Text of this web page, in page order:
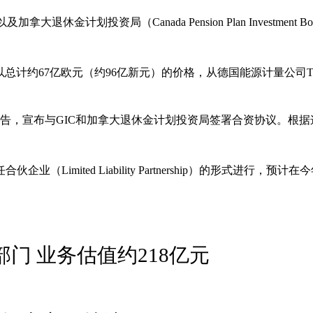
拿大退休金计划投资局（Canada Pension Plan Investment
总计约67亿欧元（约96亿新元）的价格，从德国能源计量公司
，宣布与GIC和加拿大退休金计划投资局签署合资协议。根
伙企业（Limited Liability Partnership）的形式进行，预计在
门 业务估值约218亿元